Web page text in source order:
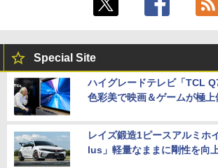
Special Site
ハイグレードテレビ「TCL
色彩美で映画＆ゲームが極上
レイズ鍛造1ピースアルミホ
lus」軽量なままに剛性を向